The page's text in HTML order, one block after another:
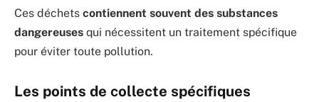
Ces déchets contiennent souvent des substances
dangereuses qui nécessitent un traitement spécifique
pour éviter toute pollution.
Les points de collecte spécifiques